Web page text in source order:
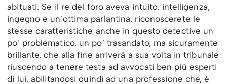
abituati. Se il re del foro aveva intuito, intelligenza,
ingegno e un’ottima parlantina, riconoscerete le
stesse caratteristiche anche in questo detective un
po’ problematico, un po’ trasandato, ma sicuramente
brillante, che alla fine arriverà a sua volta in tribunale
riuscendo a tenere testa ad avvocati ben più esperti
di lui, abilitandosi quindi ad una professione che, è